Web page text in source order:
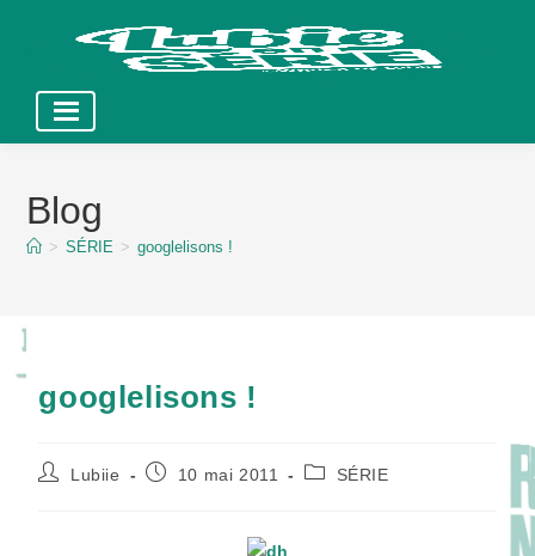
contentBlog
> SÉRIE > googlelisons !
googlelisons !
Auteur/autrice
Lubiie
Publication
10 mai 2011
PostSÉRIE